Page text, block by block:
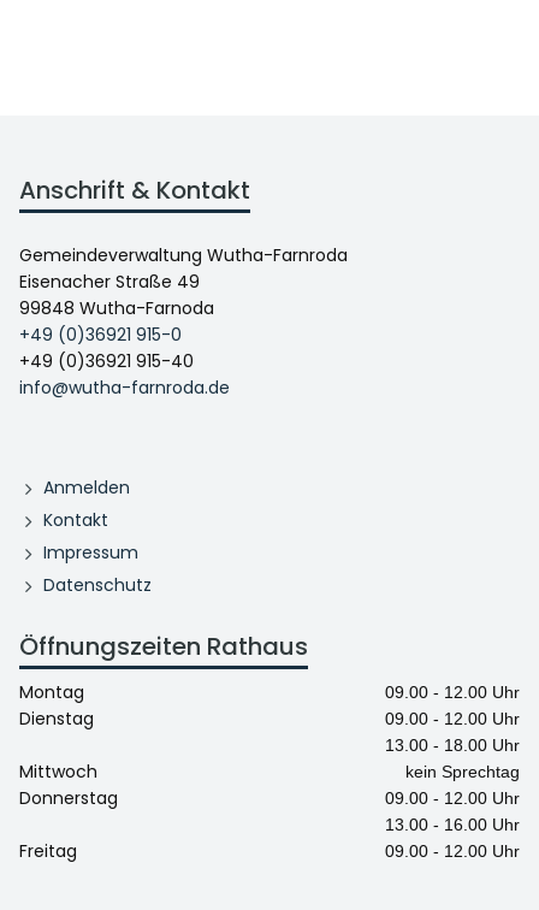
Anschrift & Kontakt
Gemeindeverwaltung Wutha-Farnroda
Eisenacher Straße 49
99848 Wutha-Farnoda
+49 (0)36921 915-0
+49 (0)36921 915-40
info@wutha-farnroda.de
Anmelden
Kontakt
Impressum
Datenschutz
Öffnungszeiten Rathaus
Montag 09.00 - 12.00 Uhr
Dienstag
09.00 - 12.00 Uhr
13.00 - 18.00 Uhr
Mittwoch kein Sprechtag
Donnerstag
09.00 - 12.00 Uhr
13.00 - 16.00 Uhr
Freitag 09.00 - 12.00 Uhr